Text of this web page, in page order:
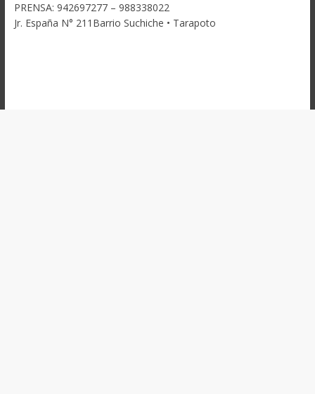
PRENSA: 942697277 – 988338022
Jr. España N° 211Barrio Suchiche • Tarapoto